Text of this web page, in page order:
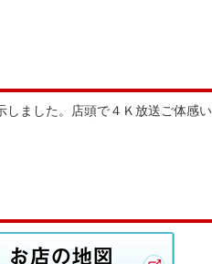
しました。店頭で４Ｋ放送ご体感